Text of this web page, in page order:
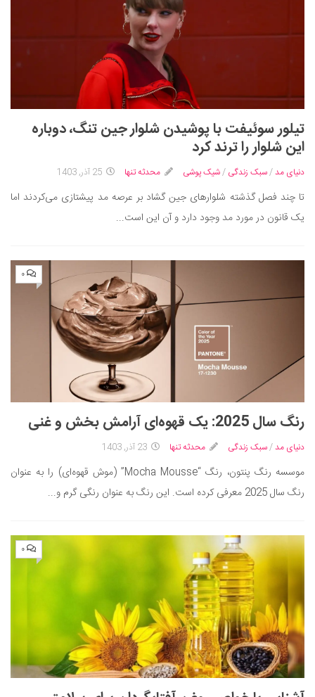
تیلور سوئیفت با پوشیدن شلوار جین تنگ، دوباره
این شلوار را ترند کرد
دنیای مد/سبک زندگی /شیک پوشی محدثه تنها 25 آذر, 1403
تا چند فصل گذشته شلوارهای جین گشاد بر عرصه مد پیشتازی می‌کردند اما
یک قانون در مورد مد وجود دارد و آن این است...
۰
رنگ سال 2025: یک قهوه‌ای آرامش‌ بخش و غنی
دنیای مد/سبک زندگی محدثه تنها 23 آذر, 1403
موسسه رنگ پنتون، رنگ “Mocha Mousse” (موش قهوه‌ای) را به عنوان
رنگ سال 2025 معرفی کرده است. این رنگ به عنوان رنگی گرم و...
۰